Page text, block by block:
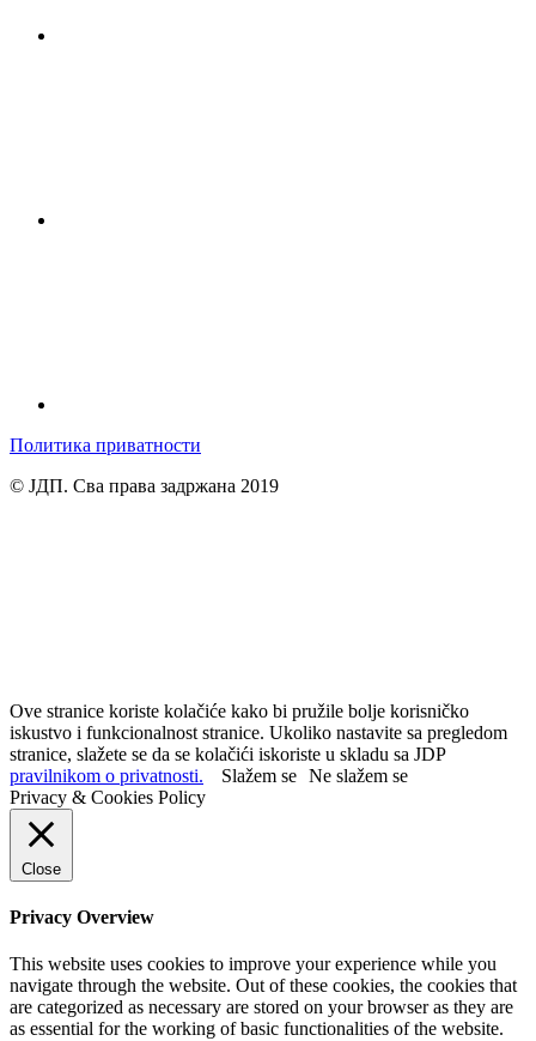
Политика приватности
© ЈДП. Сва права задржана 2019
Ove stranice koriste kolačiće kako bi pružile bolje korisničko
iskustvo i funkcionalnost stranice. Ukoliko nastavite sa pregledom
stranice, slažete se da se kolačići iskoriste u skladu sa JDP
pravilnikom o privatnosti.
Slažem se Ne slažem se
Privacy & Cookies Policy
Close
Privacy Overview
This website uses cookies to improve your experience while you
navigate through the website. Out of these cookies, the cookies that
are categorized as necessary are stored on your browser as they are
as essential for the working of basic functionalities of the website.